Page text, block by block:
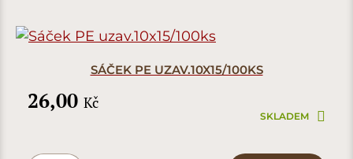
SÁČEK PE UZAV.10X15/100KS
26,00 Kč
SKLADEM